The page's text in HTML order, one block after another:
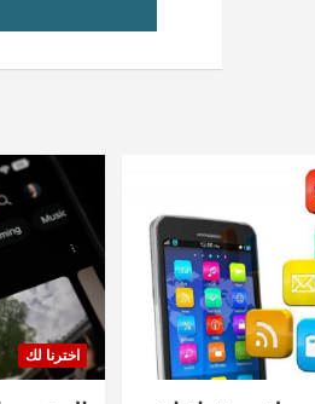
اخترنا لك